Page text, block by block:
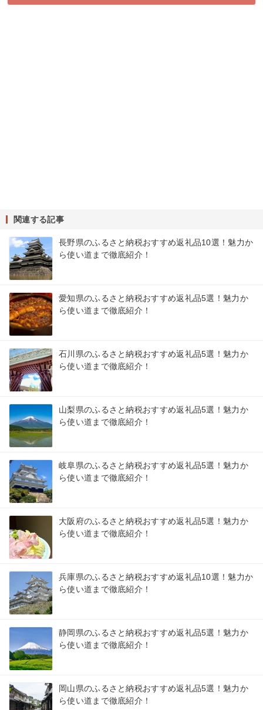
関連する記事
長野県のふるさと納税おすすめ返礼品10選！魅力か
ら使い道まで徹底紹介！
愛知県のふるさと納税おすすめ返礼品5選！魅力か
ら使い道まで徹底紹介！
石川県のふるさと納税おすすめ返礼品5選！魅力か
ら使い道まで徹底紹介！
山梨県のふるさと納税おすすめ返礼品5選！魅力か
ら使い道まで徹底紹介！
岐阜県のふるさと納税おすすめ返礼品5選！魅力か
ら使い道まで徹底紹介！
大阪府のふるさと納税おすすめ返礼品5選！魅力か
ら使い道まで徹底紹介！
兵庫県のふるさと納税おすすめ返礼品10選！魅力か
ら使い道まで徹底紹介！
静岡県のふるさと納税おすすめ返礼品5選！魅力か
ら使い道まで徹底紹介！
岡山県のふるさと納税おすすめ返礼品5選！魅力か
ら使い道まで徹底紹介！